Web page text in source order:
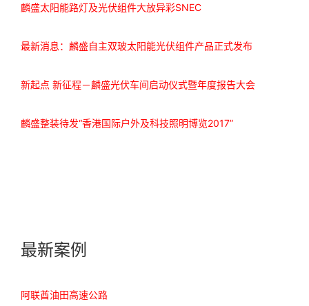
麟盛太阳能路灯及光伏组件大放异彩SNEC
最新消息：麟盛自主双玻太阳能光伏组件产品正式发布
新起点 新征程－麟盛光伏车间启动仪式暨年度报告大会
麟盛整装待发“香港国际户外及科技照明博览2017”
最新案例
阿联酋油田高速公路